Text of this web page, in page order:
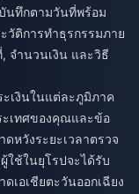
นทึกตามวันที่พร้อม
วัติการทำธุรกรรมภาย
จำนวนเงิน และวิธี
เงินในแต่ละภูมิภาค
ะเทศของคุณและข้อ
หวังระยะเวลาตรวจ
ใช้ในยุโรปจะได้รับ
เอเชียตะวันออกเฉียง